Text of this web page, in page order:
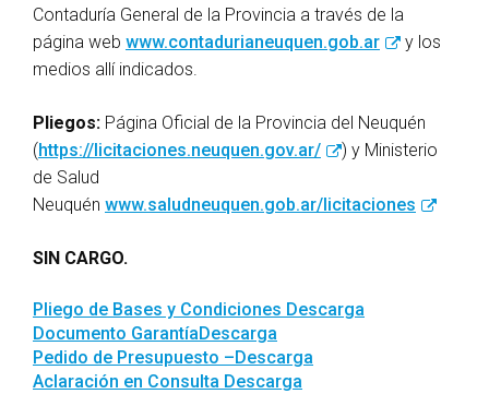
Contaduría General de la Provincia a través de la
página web www.contadurianeuquen.gob.ar
y los
medios allí indicados.
Pliegos: Página Oficial de la Provincia del Neuquén
(https://licitaciones.neuquen.gov.ar/
) y Ministerio
de Salud
Neuquén www.saludneuquen.gob.ar/licitaciones
SIN CARGO.
Pliego de Bases y Condiciones Descarga
Documento GarantíaDescarga
Pedido de Presupuesto –Descarga
Aclaración en Consulta Descarga